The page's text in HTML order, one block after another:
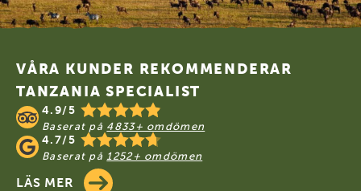
Footer
VÅRA KUNDER REKOMMENDERAR
TANZANIA SPECIALIST
4.9/5
Baserat på 4833+ omdömen
4.7/5
Baserat på 1252+ omdömen
LÄS MER